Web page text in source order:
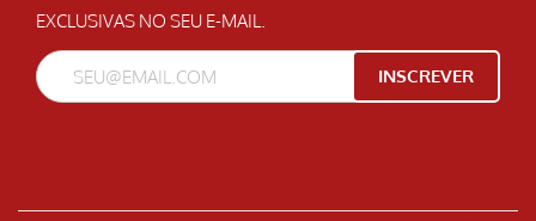
EXCLUSIVAS NO SEU E-MAIL.